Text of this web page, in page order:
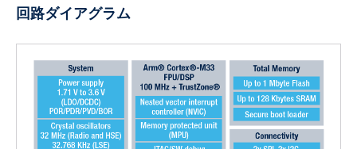
回路ダイアグラム